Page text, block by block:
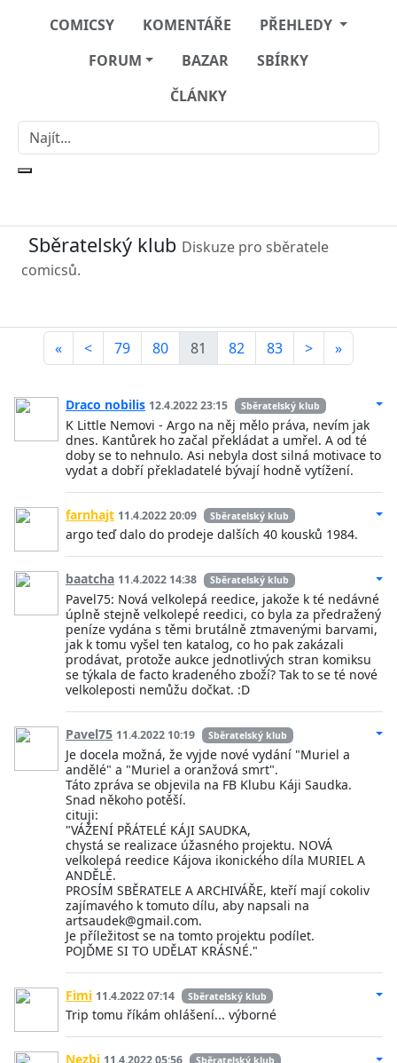
COMICSY KOMENTÁŘE
PŘEHLEDY
FORUM
BAZAR
SBÍRKY
ČLÁNKY
Sběratelský klub Diskuze pro sběratele
comicsů.
« < 79 80 81 82 83 > »
Draco nobilis 12.4.2022 23:15 Sběratelský klub
K Little Nemovi - Argo na něj mělo práva, nevím jak
dnes. Kantůrek ho začal překládat a umřel. A od té
doby se to nehnulo. Asi nebyla dost silná motivace to
vydat a dobří překladatelé bývají hodně vytížení.
farnhajt 11.4.2022 20:09 Sběratelský klub
argo teď dalo do prodeje dalších 40 kousků 1984.
baatcha 11.4.2022 14:38 Sběratelský klub
Pavel75: Nová velkolepá reedice, jakože k té nedávné
úplně stejně velkolepé reedici, co byla za předražený
peníze vydána s těmi brutálně ztmavenými barvami,
jak k tomu vyšel ten katalog, co ho pak zakázali
prodávat, protože aukce jednotlivých stran komiksu
se týkala de facto kradeného zboží? Tak to se té nové
velkoleposti nemůžu dočkat. :D
Pavel75 11.4.2022 10:19 Sběratelský klub
Je docela možná, že vyjde nové vydání "Muriel a
andělé" a "Muriel a oranžová smrt".
Táto zpráva se objevila na FB Klubu Káji Saudka.
Snad někoho potěší.
cituji:
"VÁŽENÍ PŘÁTELÉ KÁJI SAUDKA,
chystá se realizace úžasného projektu. NOVÁ
velkolepá reedice Kájova ikonického díla MURIEL A
ANDĚLÉ.
PROSÍM SBĚRATELE A ARCHIVÁŘE, kteří mají cokoliv
zajímavého k tomuto dílu, aby napsali na
artsaudek@gmail.com.
Je příležitost se na tomto projektu podílet.
POJĎME SI TO UDĚLAT KRÁSNÉ."
Fimi 11.4.2022 07:14 Sběratelský klub
Trip tomu říkám ohlášení... výborné
Nezbi